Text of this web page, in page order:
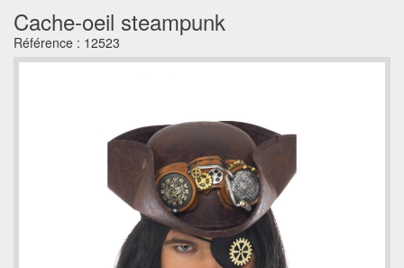
Cache-oeil steampunk
Référence : 12523